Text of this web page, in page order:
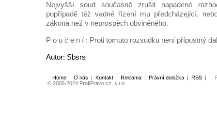
Nejvyšší soud současně zrušit napadené
popřípadě též vadné řízení mu předcházející,
zákona než v neprospěch obviněného.
P o u č e n í : Proti tomuto rozsudku není přípustný
Autor: Sbsrs
Home | O nás | Kontakt | Reklama | Právní doložka | RSS |
© 2005-2024 ProfiPravo.cz, s.r.o.